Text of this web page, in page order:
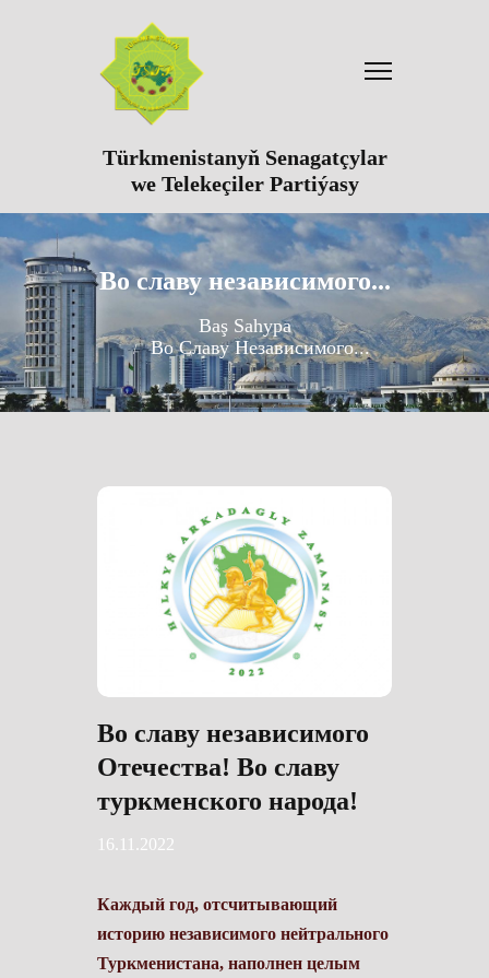
Türkmenistanyň Senagatçylar
we Telekeçiler Partiýasy
Во славу независимого...
Baş Sahypa
Во Славу Независимого...
Во славу независимого
Отечества! Во славу
туркменского народа!
16.11.2022
Каждый год, отсчитывающий
историю независимого нейтрального
Туркменистана, наполнен целым